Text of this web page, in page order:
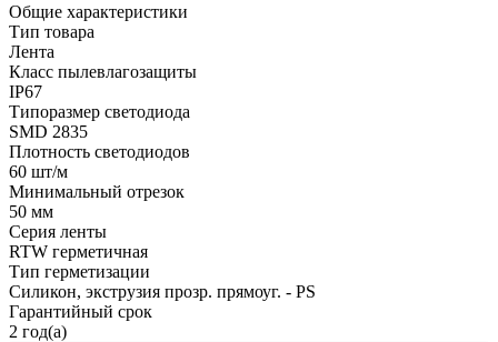
Общие характеристики
Тип товара
Лента
Класс пылевлагозащиты
IP67
Типоразмер светодиода
SMD 2835
Плотность светодиодов
60 шт/м
Минимальный отрезок
50 мм
Серия ленты
RTW герметичная
Тип герметизации
Силикон, экструзия прозр. прямоуг. - PS
Гарантийный срок
2 год(а)